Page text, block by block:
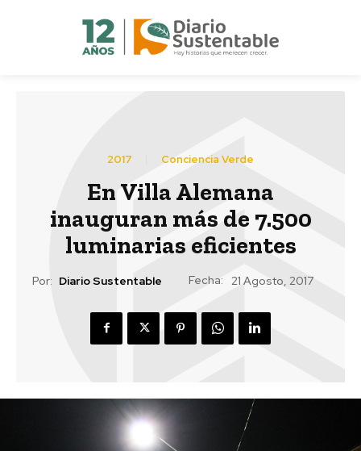
2017 Conciencia Verde
En Villa Alemana
inauguran más de 7.500
luminarias eficientes
Por: Diario Sustentable Fecha: 21 Agosto, 2017